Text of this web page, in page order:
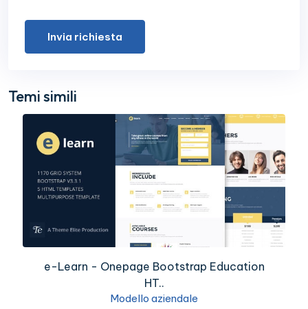
Invia richiesta
Temi simili
e-Learn - Onepage Bootstrap Education
HT..
Modello aziendale